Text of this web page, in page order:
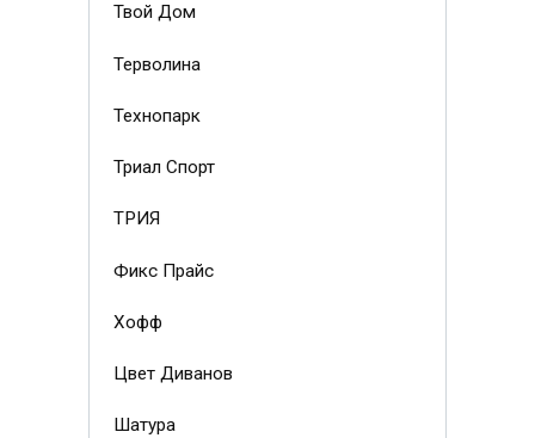
Твой Дом
Терволина
Технопарк
Триал Спорт
ТРИЯ
Фикс Прайс
Хофф
Цвет Диванов
Шатура